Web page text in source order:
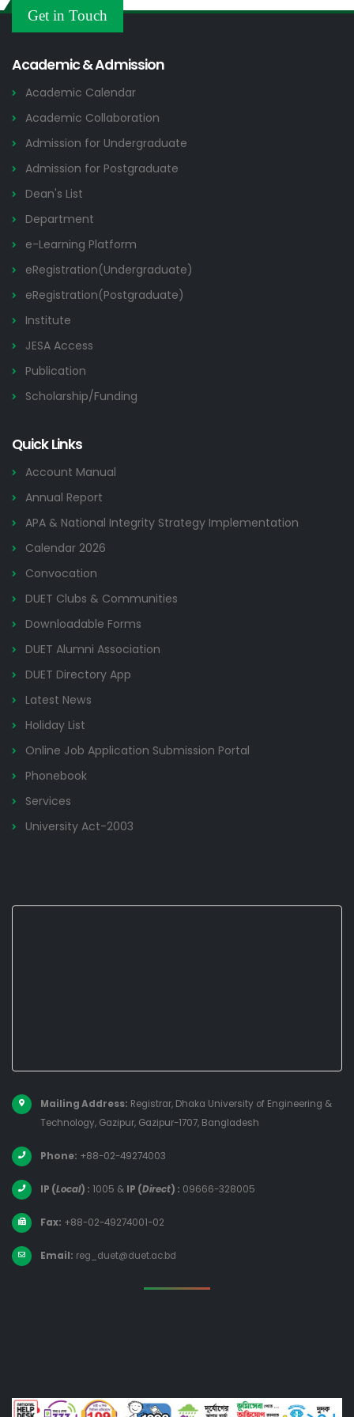
2026
Others
Get in Touch
Academic & Admission
Academic Calendar
Academic Collaboration
Admission for Undergraduate
Admission for Postgraduate
Dean's List
Department
e-Learning Platform
eRegistration(Undergraduate)
eRegistration(Postgraduate)
Institute
JESA Access
Publication
Scholarship/Funding
Quick Links
Account Manual
Annual Report
APA & National Integrity Strategy Implementation
Calendar 2026
Convocation
DUET Clubs & Communities
Downloadable Forms
DUET Alumni Association
DUET Directory App
Latest News
Holiday List
Online Job Application Submission Portal
Phonebook
Services
University Act-2003
Mailing Address: Registrar, Dhaka University of Engineering &
Technology, Gazipur, Gazipur-1707, Bangladesh
Phone: +88-02-49274003
IP (Local) : 1005 & IP (Direct) : 09666-328005
Fax: +88-02-49274001-02
Email: reg_duet@duet.ac.bd